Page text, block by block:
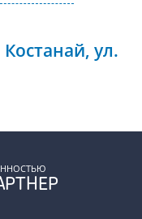
Костанай, ул.